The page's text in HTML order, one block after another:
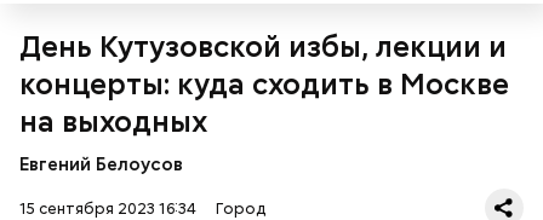
День Кутузовской избы, лекции и
концерты: куда сходить в Москве
на выходных
Евгений Белоусов
15 сентября 2023 16:34 Город